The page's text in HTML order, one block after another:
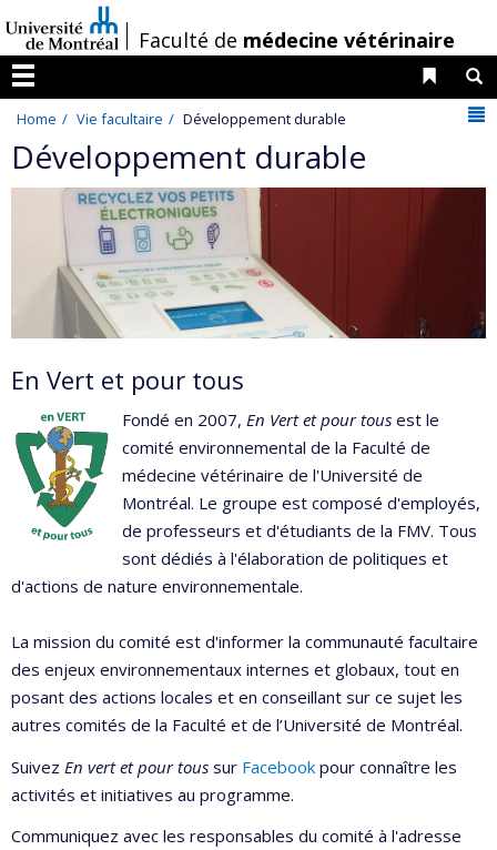
au
contenu
/Faculté de médecine vétérinaire
Menu
Liens
Home Vie facultaire Développement durable
Développement durable
En Vert et pour tous
Fondé en 2007, En Vert et pour tous est le
comité environnemental de la Faculté de
médecine vétérinaire de l'Université de
Montréal. Le groupe est composé d'employés,
de professeurs et d'étudiants de la FMV. Tous
sont dédiés à l'élaboration de politiques et
d'actions de nature environnementale.
La mission du comité est d'informer la communauté facultaire
des enjeux environnementaux internes et globaux, tout en
posant des actions locales et en conseillant sur ce sujet les
autres comités de la Faculté et de l’Université de Montréal.
Suivez En vert et pour tous sur Facebook pour connaître les
activités et initiatives au programme.
Communiquez avec les responsables du comité à l'adresse